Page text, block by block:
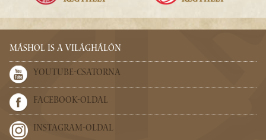
MÁSHOL IS A VILÁGHÁLÓN
YOUTUBE-CSATORNA
FACEBOOK-OLDAL
INSTAGRAM-OLDAL